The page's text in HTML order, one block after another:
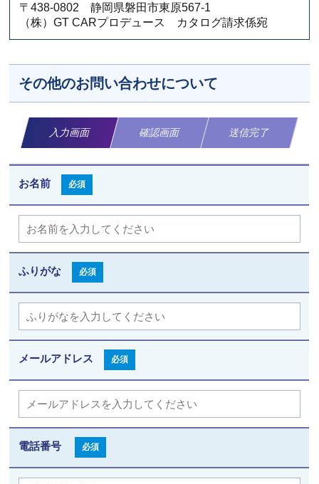
〒438-0802 静岡県磐田市東原567-1
（株）GT CARプロデュース カタログ請求係宛
その他のお問い合わせについて
入力画面 確認画面 送信完了
お名前 必須
ふりがな 必須
メールアドレス 必須
電話番号 必須